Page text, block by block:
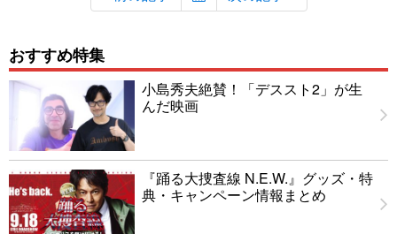
おすすめ特集
小島秀夫絶賛！「デススト2」が生
んだ映画
『踊る大捜査線 N.E.W.』グッズ・特
典・キャンペーン情報まとめ